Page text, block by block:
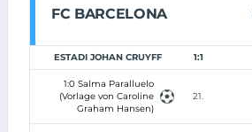
FC BARCELONA
ESTADI JOHAN CRUYFF 1:1
1:0 Salma Paralluelo
(Vorlage von Caroline
Graham Hansen)
21.